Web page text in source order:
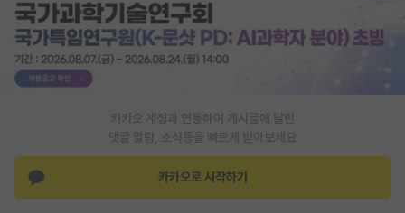
취업 게시판
임용 후기 게시판
PI 전용 게시판
인문사회 계열 게시판
특수/전문대학원 게시판
반도체/AI 게시판
카카오 계정과 연동하여 게시글에 달린
댓글 알람, 소식등을 빠르게 받아보세요
카카오로 시작하기